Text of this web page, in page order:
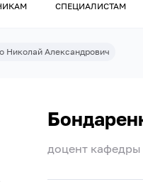
СПЕЦИАЛИСТАМ
Николай Александрович
доцент кафедры